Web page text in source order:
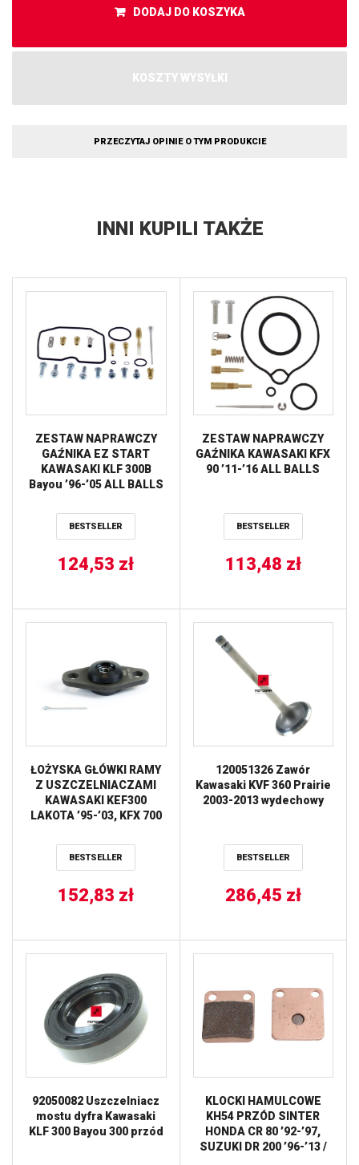
DODAJ DO KOSZYKA
KOSZTY WYSYŁKI
PRZECZYTAJ OPINIE O TYM PRODUKCIE
INNI KUPILI TAKŻE
ZESTAW NAPRAWCZY
GAŹNIKA EZ START
KAWASAKI KLF 300B
Bayou ’96-’05 ALL BALLS
BESTSELLER
124,53 zł
ZESTAW NAPRAWCZY
GAŹNIKA KAWASAKI KFX
90 ’11-’16 ALL BALLS
BESTSELLER
113,48 zł
ŁOŻYSKA GŁÓWKI RAMY
Z USZCZELNIACZAMI
KAWASAKI KEF300
LAKOTA ’95-’03, KFX 700
BAYOU ’85-’88, KLF220
BAYOU ’88-’02, KLF25 (22-
BESTSELLER
152,83 zł
120051326 Zawór
Kawasaki KVF 360 Prairie
2003-2013 wydechowy
BESTSELLER
286,45 zł
92050082 Uszczelniacz
mostu dyfra Kawasaki
KLF 300 Bayou 300 przód
KLOCKI HAMULCOWE
KH54 PRZÓD SINTER
HONDA CR 80 ’92-’97,
SUZUKI DR 200 ’96-’13 /